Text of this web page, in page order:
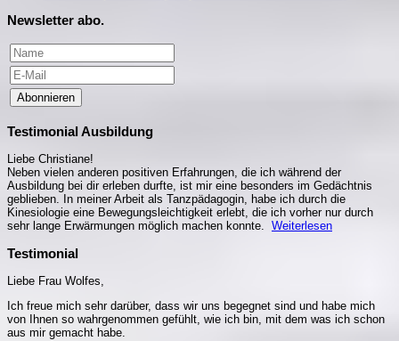
Newsletter abo.
Abonnieren
Testimonial Ausbildung
Liebe Christiane!
Neben vielen anderen positiven Erfahrungen, die ich während der
Ausbildung bei dir erleben durfte, ist mir eine besonders im Gedächtnis
geblieben. In meiner Arbeit als Tanzpädagogin, habe ich durch die
Kinesiologie eine Bewegungsleichtigkeit erlebt, die ich vorher nur durch
sehr lange Erwärmungen möglich machen konnte. Weiterlesen
Testimonial
Liebe Frau Wolfes,
Ich freue mich sehr darüber, dass wir uns begegnet sind und habe mich
von Ihnen so wahrgenommen gefühlt, wie ich bin, mit dem was ich schon
aus mir gemacht habe.